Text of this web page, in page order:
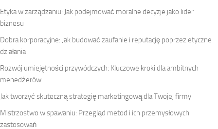
Etyka w zarządzaniu: Jak podejmować moralne decyzje jako lider
biznesu
Dobra korporacyjne: Jak budować zaufanie i reputację poprzez etyczne
działania
Rozwój umiejętności przywódczych: Kluczowe kroki dla ambitnych
menedżerów
Jak tworzyć skuteczną strategię marketingową dla Twojej firmy
Mistrzostwo w spawaniu: Przegląd metod i ich przemysłowych
zastosowań